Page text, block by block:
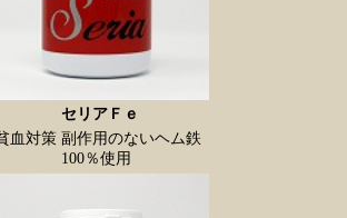
セリアＦｅ
血対策 副作用のないヘム鉄
100％使用